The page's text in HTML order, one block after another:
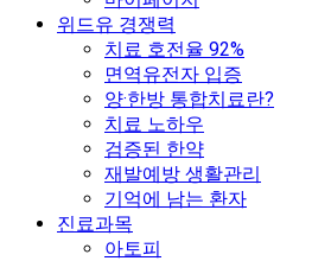
위드유 경쟁력
치료 호전율 92%
면역유전자 입증
양·한방 통합치료란?
치료 노하우
검증된 한약
재발예방 생활관리
기억에 남는 환자
진료과목
아토피